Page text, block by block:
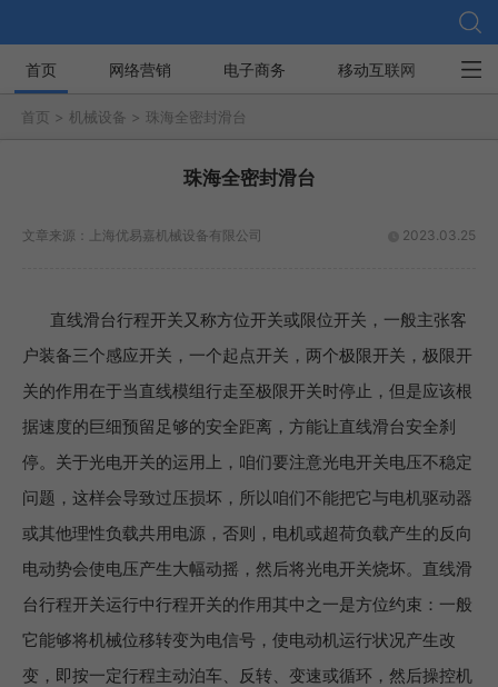
首页 网络营销 电子商务 移动互联网 社
首页 > 机械设备 > 珠海全密封滑台
珠海全密封滑台
2023.03.25
文章来源： 上海优易嘉机械设备有限公司
直线滑台行程开关又称方位开关或限位开关，一般主张客
户装备三个感应开关，一个起点开关，两个极限开关，极限开
关的作用在于当直线模组行走至极限开关时停止，但是应该根
据速度的巨细预留足够的安全距离，方能让直线滑台安全刹
停。关于光电开关的运用上，咱们要注意光电开关电压不稳定
问题，这样会导致过压损坏，所以咱们不能把它与电机驱动器
或其他理性负载共用电源，否则，电机或超荷负载产生的反向
电动势会使电压产生大幅动摇，然后将光电开关烧坏。直线滑
台行程开关运行中行程开关的作用其中之一是方位约束：一般
它能够将机械位移转变为电信号，使电动机运行状况产生改
变，即按一定行程主动泊车、反转、变速或循环，然后操控机